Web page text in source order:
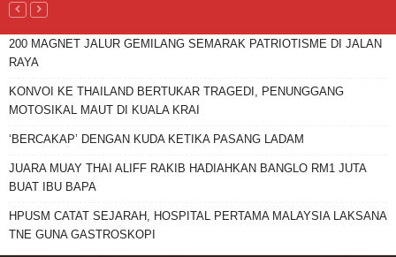
200 MAGNET JALUR GEMILANG SEMARAK PATRIOTISME DI JALAN
RAYA
KONVOI KE THAILAND BERTUKAR TRAGEDI, PENUNGGANG
MOTOSIKAL MAUT DI KUALA KRAI
‘BERCAKAP’ DENGAN KUDA KETIKA PASANG LADAM
JUARA MUAY THAI ALIFF RAKIB HADIAHKAN BANGLO RM1 JUTA
BUAT IBU BAPA
HPUSM CATAT SEJARAH, HOSPITAL PERTAMA MALAYSIA LAKSANA
TNE GUNA GASTROSKOPI